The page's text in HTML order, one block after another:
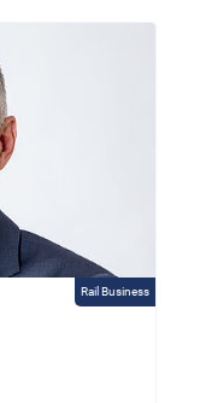
Rail Business